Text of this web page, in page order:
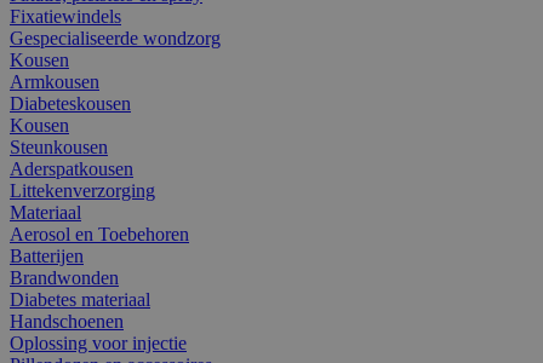
Fixatiewindels
Gespecialiseerde wondzorg
Kousen
Armkousen
Diabeteskousen
Kousen
Steunkousen
Aderspatkousen
Littekenverzorging
Materiaal
Aerosol en Toebehoren
Batterijen
Brandwonden
Diabetes materiaal
Handschoenen
Oplossing voor injectie